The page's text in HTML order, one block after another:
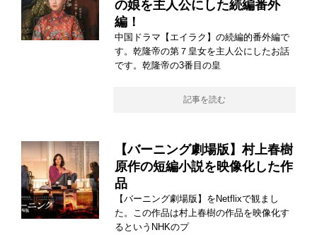
の娘を主人公にした続編番外
編！
中国ドラマ【エイラク】の続編的番外編で
す。乾隆帝の第７皇女を主人公にしたお話
です。乾隆帝の3番目の皇
記事を読む
【バーニング劇場版】村上春樹
原作の短編小説を映像化した作
品
【バーニング劇場版】をNetflixで観まし
た。この作品は村上春樹の作品を映像化す
るというNHKのプ